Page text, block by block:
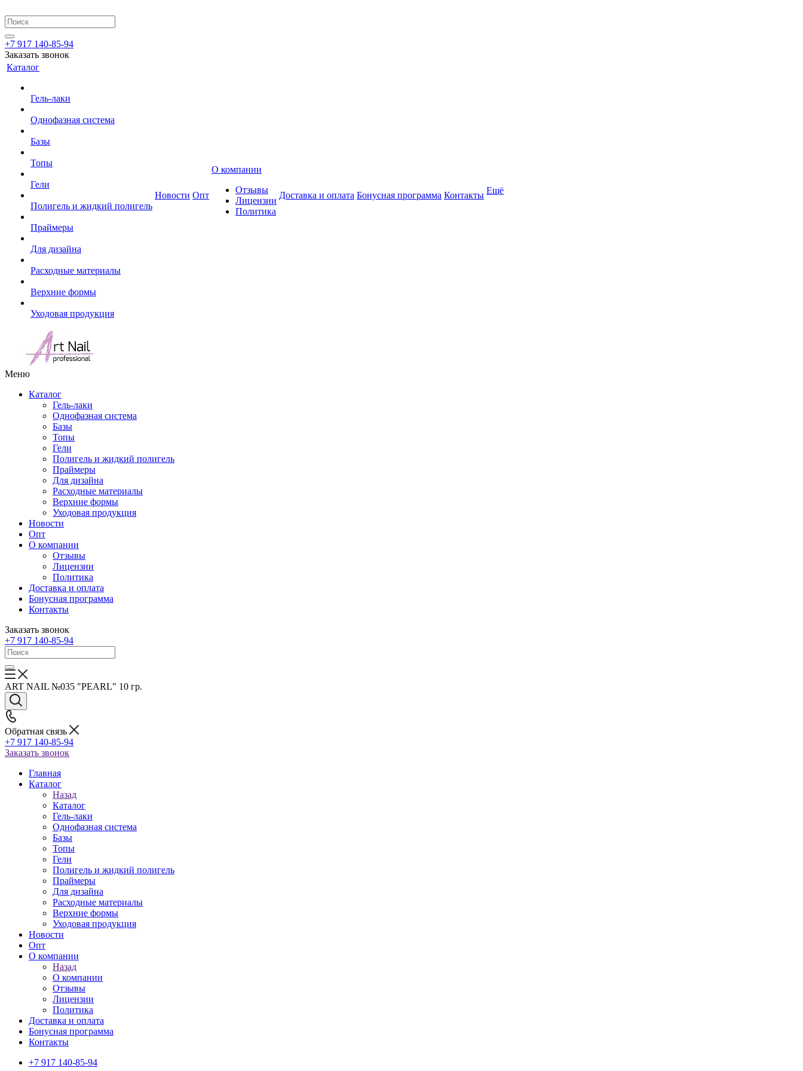
+7 917 140-85-94
Заказать звонок
Каталог
Гель-лаки
Однофазная система
Базы
Топы
Гели
Полигель и жидкий полигель
Праймеры
Для дизайна
Расходные материалы
Верхние формы
Уходовая продукция
Новости Опт
О компании
Отзывы
Лицензии
Политика
Доставка и оплата Бонусная программа Контакты Ещё
Меню
Каталог
Гель-лаки
Однофазная система
Базы
Топы
Гели
Полигель и жидкий полигель
Праймеры
Для дизайна
Расходные материалы
Верхние формы
Уходовая продукция
Новости
Опт
О компании
Отзывы
Лицензии
Политика
Доставка и оплата
Бонусная программа
Контакты
Заказать звонок
+7 917 140-85-94
ART NAIL №035 "PEARL" 10 гр.
Обратная связь
+7 917 140-85-94
Заказать звонок
Главная
Каталог
Назад
Каталог
Гель-лаки
Однофазная система
Базы
Топы
Гели
Полигель и жидкий полигель
Праймеры
Для дизайна
Расходные материалы
Верхние формы
Уходовая продукция
Новости
Опт
О компании
Назад
О компании
Отзывы
Лицензии
Политика
Доставка и оплата
Бонусная программа
Контакты
+7 917 140-85-94